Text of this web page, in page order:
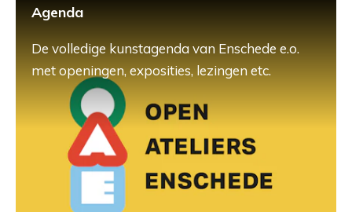
Agenda
De volledige kunstagenda van Enschede e.o.
met openingen, exposities, lezingen etc.